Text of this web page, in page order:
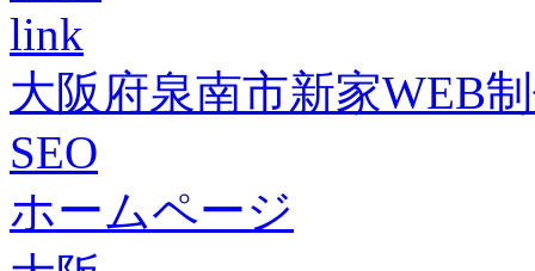
link
大阪府泉南市新家WEB
SEO
ホームページ